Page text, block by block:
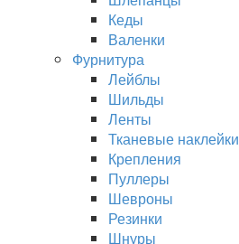
Кеды
Валенки
Фурнитура
Лейблы
Шильды
Ленты
Тканевые наклейки
Крепления
Пуллеры
Шевроны
Резинки
Шнуры